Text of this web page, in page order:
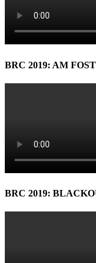
BRC 2019: AM
BRC 2019: